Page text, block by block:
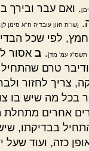
. ואם עבר ובירך
[שו"ת חזון עובדיה ח"א סימן ל]
לפי שכל
תשס"ג עמ' מד]. ב אסור
טרם
צריך לחזור
בכל מה שיש בו
אחרים מתחלת
בבדיקתו,
כזה, ועוד שעל